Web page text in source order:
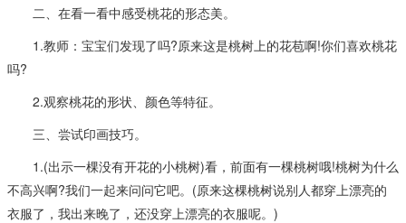
二、在看一看中感受桃花的形态美。
1.教师：宝宝们发现了吗?原来这是桃树上的花苞啊!你们喜欢桃花
吗?
2.观察桃花的形状、颜色等特征。
三、尝试印画技巧。
1.(出示一棵没有开花的小桃树)看，前面有一棵桃树哦!桃树为什么
不高兴啊?我们一起来问问它吧。(原来这棵桃树说别人都穿上漂亮的
衣服了，我出来晚了，还没穿上漂亮的衣服呢。)